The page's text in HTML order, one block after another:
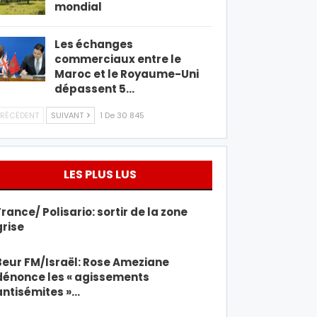
mondial
Les échanges
commerciaux entre le
Maroc et le Royaume-Uni
dépassent 5…
SUIVANT 1 De 30 845
LES PLUS LUS
Polisario: sortir de la zone
FM/Israël: Rose Ameziane
les « agissements
»…